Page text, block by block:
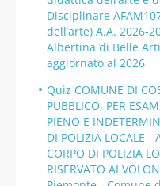
Disciplinare
dell’arte) A.A. 2026-
Albertina di Belle
aggiornato al 2026
Quiz COMUNE DI
PUBBLICO, PER
PIENO E
DI POLIZIA LOCALE -
CORPO DI POLIZIA
RISERVATO AI